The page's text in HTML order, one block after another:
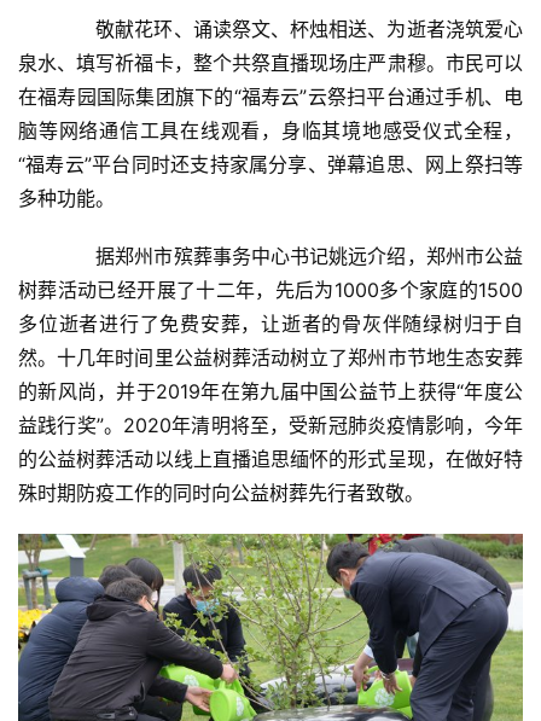
经
商
业
A
I
经
济
金
融
互
网
娱
乐
综
艺
敬献花环、诵读祭文、杯烛相送、为逝者浇筑爱心
泉水、填写祈福卡，整个共祭直播现场庄严肃穆。市民可以
在福寿园国际集团旗下的“福寿云”云祭扫平台通过手机、电
脑等网络通信工具在线观看，身临其境地感受仪式全程，
“福寿云”平台同时还支持家属分享、弹幕追思、网上祭扫等
多种功能。
据郑州市殡葬事务中心书记姚远介绍，郑州市公益
树葬活动已经开展了十二年，先后为1000多个家庭的1500
多位逝者进行了免费安葬，让逝者的骨灰伴随绿树归于自
然。十几年时间里公益树葬活动树立了郑州市节地生态安葬
的新风尚，并于2019年在第九届中国公益节上获得“年度公
益践行奖”。2020年清明将至，受新冠肺炎疫情影响，今年
的公益树葬活动以线上直播追思缅怀的形式呈现，在做好特
殊时期防疫工作的同时向公益树葬先行者致敬。